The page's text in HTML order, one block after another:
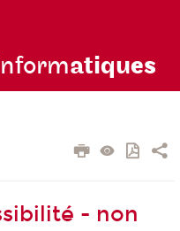
atiques
- non